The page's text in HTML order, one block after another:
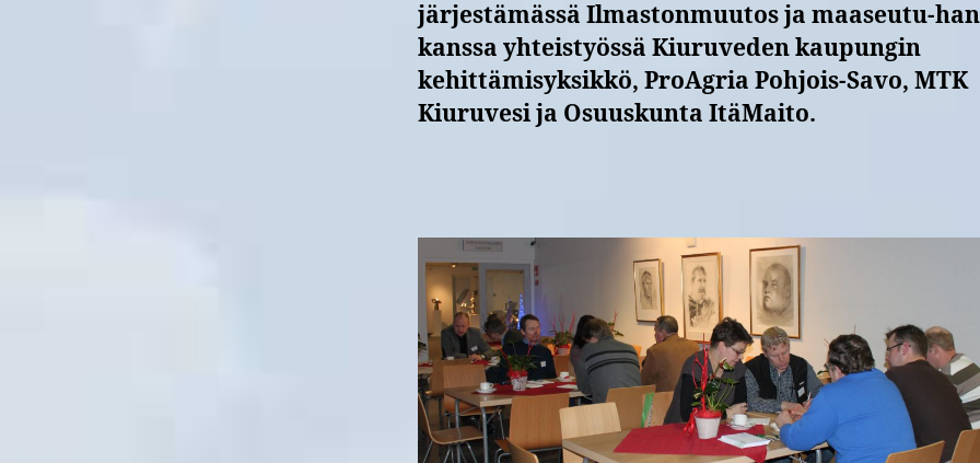
järjestämässä Ilmastonmuutos ja maaseutu-
kanssa yhteistyössä Kiuruveden kaupungin
kehittämisyksikkö, ProAgria Pohjois-Savo, MTK
Kiuruvesi ja Osuuskunta ItäMaito.